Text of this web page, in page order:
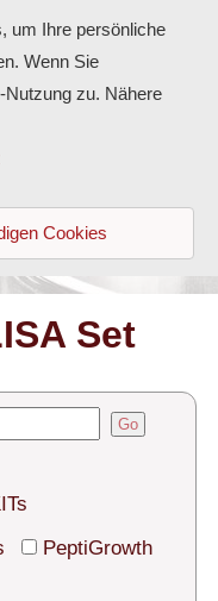
Set
Go
PeptiGrowth
um Ihre persönliche
Wenn Sie
zu. Nähere
Cookies